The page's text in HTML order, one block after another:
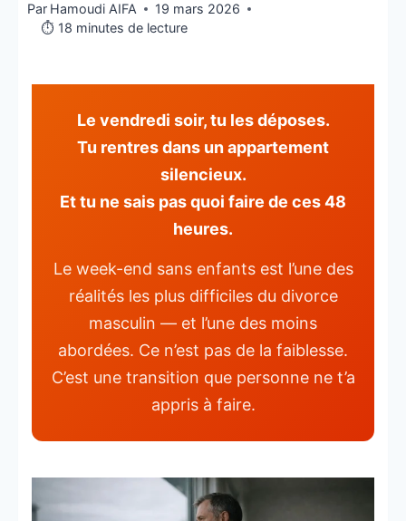
Par Hamoudi AIFA
19 mars 2026
⏱️ 18 minutes de lecture
Le vendredi soir, tu les déposes.
Tu rentres dans un appartement
silencieux.
Et tu ne sais pas quoi faire de ces 48
heures.
Le week-end sans enfants est l’une des
réalités les plus difficiles du divorce
masculin — et l’une des moins
abordées. Ce n’est pas de la faiblesse.
C’est une transition que personne ne t’a
appris à faire.